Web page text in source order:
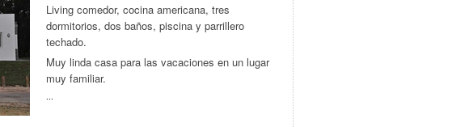
Living comedor, cocina americana, tres
dormitorios, dos baños, piscina y parrillero
techado.
Muy linda casa para las vacaciones en un lugar
muy familiar.
...